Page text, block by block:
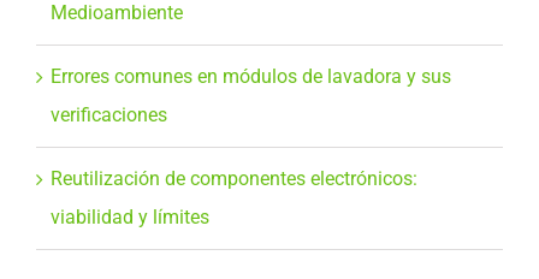
Medioambiente
Errores comunes en módulos de lavadora y sus
verificaciones
Reutilización de componentes electrónicos:
viabilidad y límites